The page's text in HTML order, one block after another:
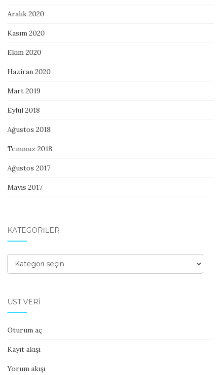
Aralık 2020
Kasım 2020
Ekim 2020
Haziran 2020
Mart 2019
Eylül 2018
Ağustos 2018
Temmuz 2018
Ağustos 2017
Mayıs 2017
KATEGORILER
Kategoriler
ÜST VERI
Oturum aç
Kayıt akışı
Yorum akışı